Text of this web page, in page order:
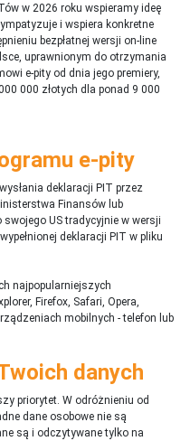
w 2026 roku wspieramy ideę
i wspiera konkretne
bezpłatnej wersji on-line
uprawnionym do otrzymania
e-pity od dnia jego premiery,
000 złotych dla ponad 9 000
e-pity
deklaracji PIT przez
Finansów lub
US tradycyjnie w wersji
deklaracji PIT w pliku
najpopularniejszych
Firefox, Safari, Opera,
mobilnych - telefon lub
danych
priorytet. W odróżnieniu od
dane osobowe nie są
są i odczytywane tylko na